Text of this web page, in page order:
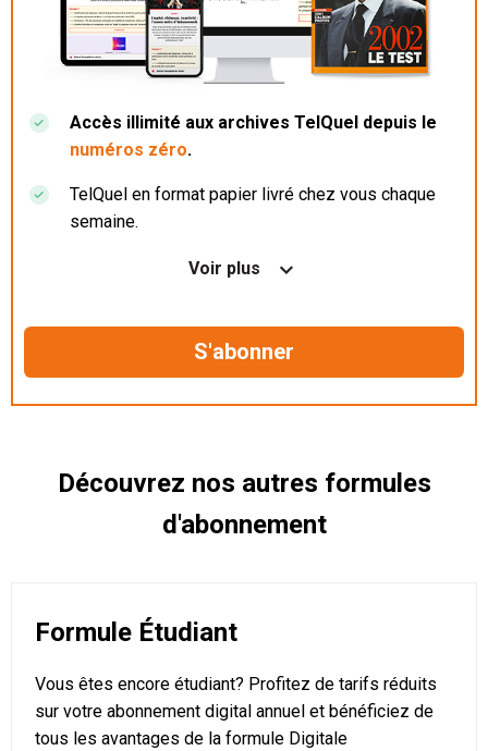
Accès illimité aux archives TelQuel depuis le
numéros zéro.
TelQuel en format papier livré chez vous chaque
semaine.
Nos articles en illimité sur ordinateur, tablette et
Le magazine TelQuel en numérique avant la sortie
Des informations confidentielles résérvées aux
Voir plus
Découvrez nos autres formules
d'abonnement
Formule Étudiant
Vous êtes encore étudiant? Profitez de tarifs réduits
sur votre abonnement digital annuel et bénéficiez de
tous les avantages de la formule Digitale